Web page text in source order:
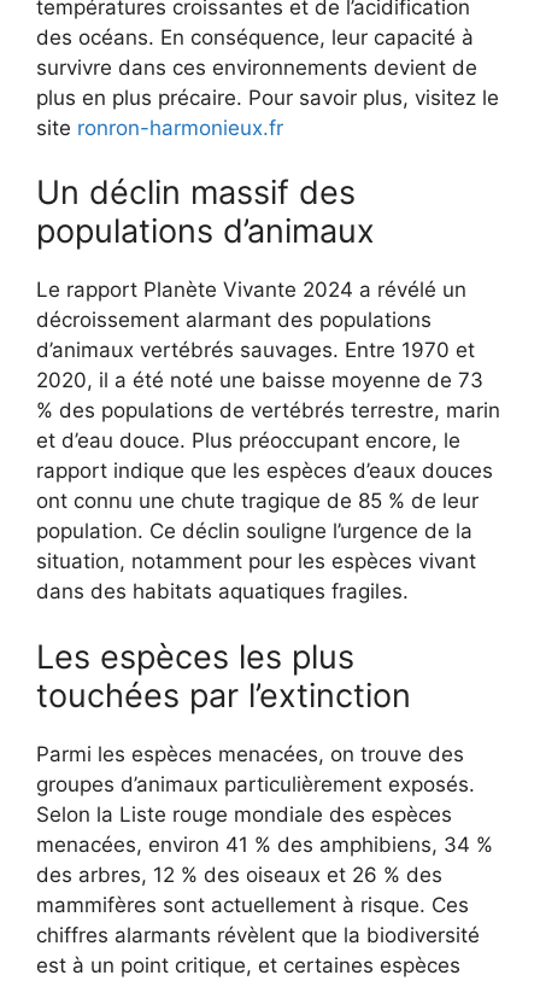
températures croissantes et de l’acidification
des océans. En conséquence, leur capacité à
survivre dans ces environnements devient de
plus en plus précaire. Pour savoir plus, visitez le
site ronron-harmonieux.fr
Un déclin massif des
populations d’animaux
Le rapport Planète Vivante 2024 a révélé un
décroissement alarmant des populations
d’animaux vertébrés sauvages. Entre 1970 et
2020, il a été noté une baisse moyenne de 73
% des populations de vertébrés terrestre, marin
et d’eau douce. Plus préoccupant encore, le
rapport indique que les espèces d’eaux douces
ont connu une chute tragique de 85 % de leur
population. Ce déclin souligne l’urgence de la
situation, notamment pour les espèces vivant
dans des habitats aquatiques fragiles.
Les espèces les plus
touchées par l’extinction
Parmi les espèces menacées, on trouve des
groupes d’animaux particulièrement exposés.
Selon la Liste rouge mondiale des espèces
menacées, environ 41 % des amphibiens, 34 %
des arbres, 12 % des oiseaux et 26 % des
mammifères sont actuellement à risque. Ces
chiffres alarmants révèlent que la biodiversité
est à un point critique, et certaines espèces